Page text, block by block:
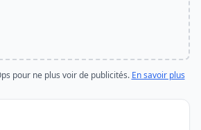
pour ne plus voir de publicités. En savoir plus